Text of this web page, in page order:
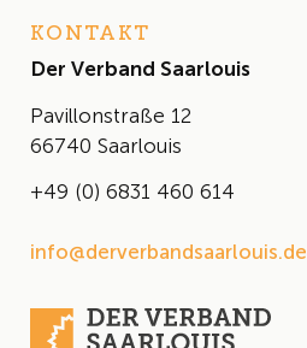
KONTAKT
Der Verband Saarlouis
Pavillonstraße 12
66740 Saarlouis
+49 (0) 6831 460 614
info@derverbandsaarlouis.de